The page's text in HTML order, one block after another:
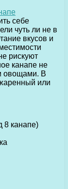
себе
чуть ли не в
вкусов и
рискуют
канапе не
овощами. В
или
8 канапе)